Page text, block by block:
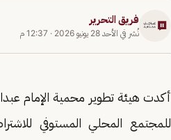
فريق التحرير
نُشر في الأحد 28 يونيو 2026 · 12:37 م
أكدت هيئة تطوير محمية الإمام
للمجتمع المحلي المستوفي